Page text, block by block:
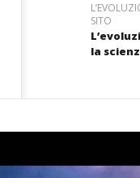
SITO
la